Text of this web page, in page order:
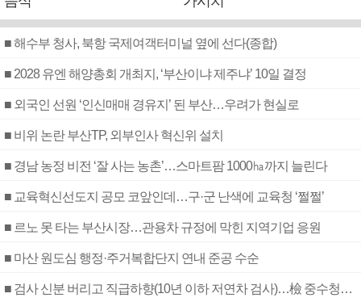
■ 해수부 청사, 북항 국제여객터미널 옆에 선다(종합)
■ 2028 유엔 해양총회 개최지, ‘부산이냐 제주냐’ 10일 결정
■ 외국인 선원 ‘인신매매 경유지’ 된 부산…우려가 현실로
■ 비위 논란 부산TP, 외부인사 혁신위 설치
■ 경남 농정 비전 ‘잘 사는 농촌’…스마트팜 1000㏊까지 늘린다
■ 교육혁신선도지 공모 코앞인데…구·군 난색에 교육청 ‘쩔쩔’
■ 르노 못 타는 부산시장…관용차 규정에 막힌 지역기업 응원
■ 마산 원도심 행정·주거복합단지 연내 준공 수순
■ 검사 신분 버리고 직급하향(10년 이하 저연차 검사)…檢 중수청행 기피